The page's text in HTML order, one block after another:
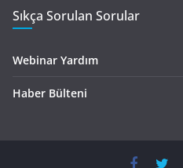
Sıkça Sorulan Sorular
Webinar Yardım
Haber Bülteni